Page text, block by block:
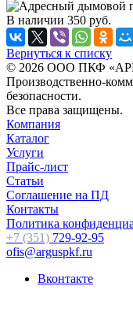
В наличии 350 руб.
Вернуться к списку
© 2026 ООО ПКФ
Производственно-
безопасности.
Все права защищены.
Компания
Каталог
Услуги
Прайс-лист
Статьи
Соглашение на ПД
Контакты
Политика
+7 (351) 729-92-95
ofis@arguspkf.ru
Вконтакте